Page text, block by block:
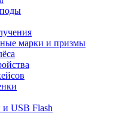
марки и призмы
USB Flash